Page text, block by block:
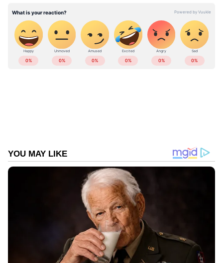
അനു പങ്കുവെച്ച ചിത്രങ്ങളും വീഡിയോയുമാണ്
ആരാധക ശ്രദ്ധ നേടുന്നത്. പിറന്നാൾ
ആശംസകൾ എൻറെ പ്രിയേ എന്നാണ്
അമ്മയുടെ ചിത്രങ്ങൾക്കൊപ്പം താരം കുറിച്ചത്.
അമ്മയ്ക്ക് ഒപ്പമുളള നിമിഷങ്ങൾ ചേർത്ത് ഒരു
അഭിനയിക്കാനുള്ള കൊതിയുമായി നടന്ന
സാധാരണ പെണ്‍കുട്ടിയായിരുന്നു ഞാന്‍.
സീരിയലില്‍ അഭിനയിക്കാന്‍ കുടുംബത്തിന്
ആദ്യം എതിര്‍പ്പായിരുന്നുവെന്നാണ് അനുമോള്‍
പറയുന്നത്. കൈയില്‍ കാശ് വന്നാല്‍
പെണ്‍കുട്ടികള്‍ അപ്പനേയും അമ്മയേയും
തള്ളിപ്പറയും എന്നായിരുന്നു പലരും
പറഞ്ഞിരുന്നത്. പക്ഷെ അമ്മയ്ക്കും അച്ഛനും